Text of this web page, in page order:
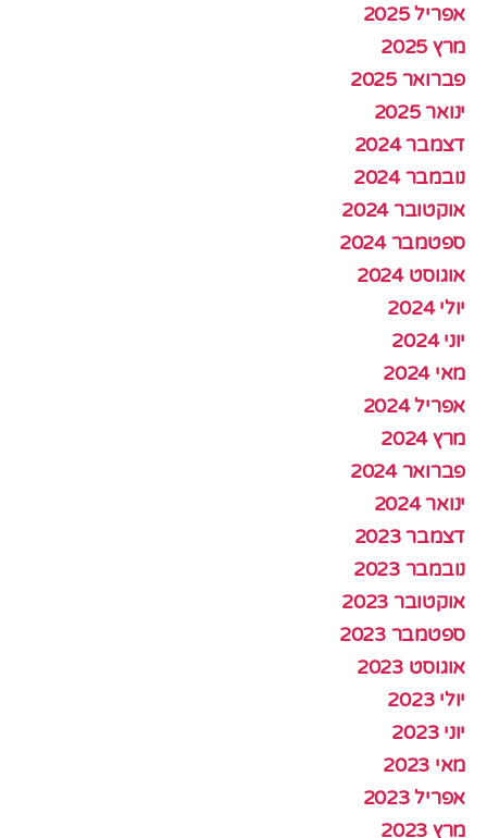
אפריל 2025
מרץ 2025
פברואר 2025
ינואר 2025
דצמבר 2024
נובמבר 2024
אוקטובר 2024
ספטמבר 2024
אוגוסט 2024
יולי 2024
יוני 2024
מאי 2024
אפריל 2024
מרץ 2024
פברואר 2024
ינואר 2024
דצמבר 2023
נובמבר 2023
אוקטובר 2023
ספטמבר 2023
אוגוסט 2023
יולי 2023
יוני 2023
מאי 2023
אפריל 2023
מרץ 2023